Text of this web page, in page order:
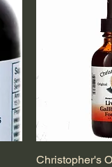
Christopher's